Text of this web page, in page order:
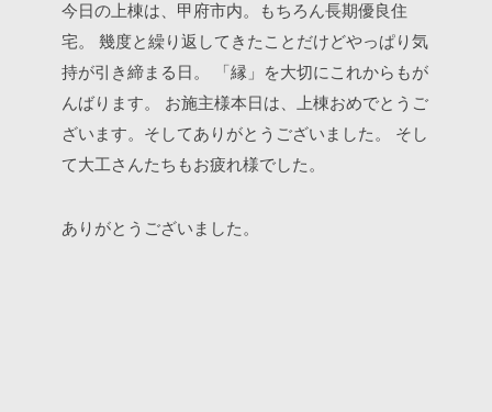
今日の上棟は、甲府市内。もちろん長期優良住
宅。
幾度と繰り返してきたことだけどやっぱり気
持が引き締まる日。
「縁」を大切にこれからもが
んばります。
お施主様本日は、上棟おめでとうご
ざいます。そしてありがとうございました。
そし
て大工さんたちもお疲れ様でした。
ありがとうございました。